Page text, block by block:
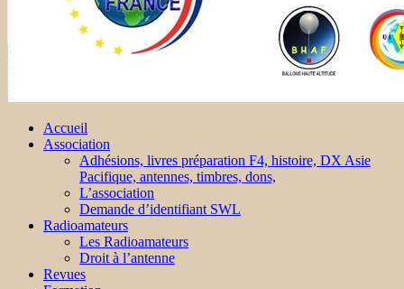
Accueil
Association
Adhésions, livres préparation F4, histoire, DX Asie
Pacifique, antennes, timbres, dons,
L’association
Demande d’identifiant SWL
Radioamateurs
Les Radioamateurs
Droit à l’antenne
Revues